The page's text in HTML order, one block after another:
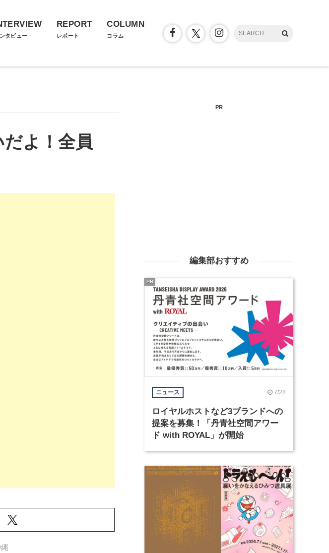
タビュー
REPORT
レポート
COLUMN
コラム
よ！全員
PR
編集部おすすめ
ニュース 7/28
ロイヤルホストなど3ブランドへの
提案を募集！「丹青社空間アワー
ド with ROYAL」が開始
PR